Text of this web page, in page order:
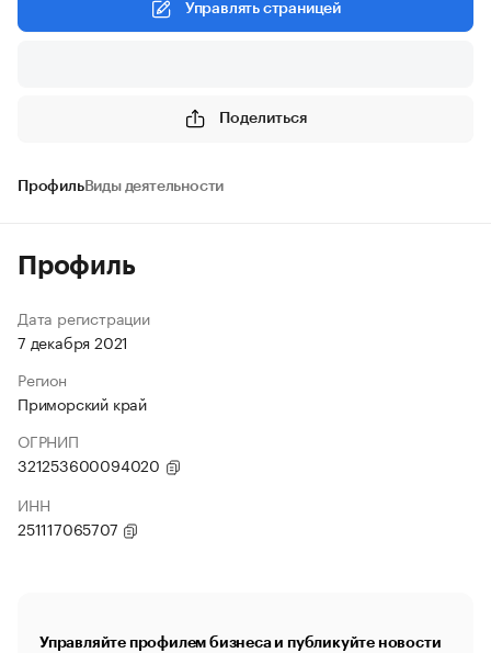
Управлять страницей
Поделиться
ПрофильВиды деятельности
Профиль
Дата регистрации
7 декабря 2021
Регион
Приморский край
ОГРНИП
321253600094020
ИНН
251117065707
Управляйте профилем бизнеса и публикуйте новости